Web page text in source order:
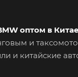
оптом в Китае
и
и китайские